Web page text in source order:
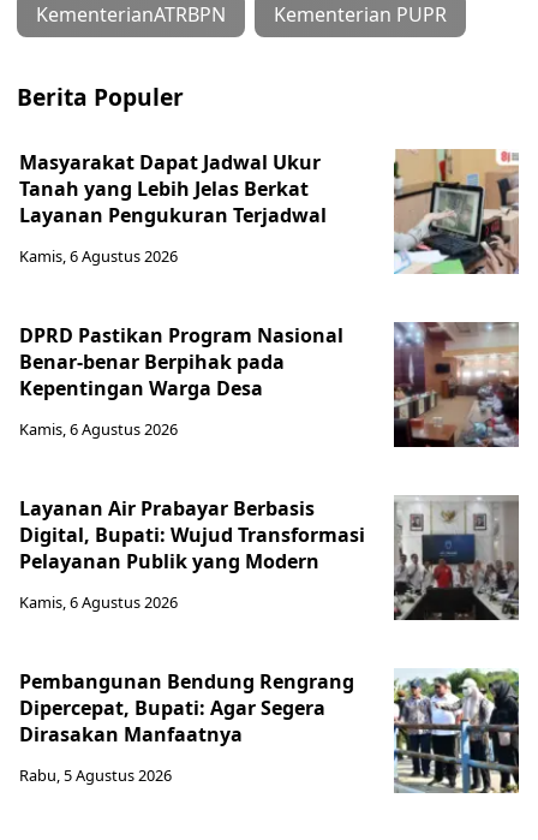
KementerianATRBPN Kementerian PUPR
Berita Populer
Masyarakat Dapat Jadwal Ukur
Tanah yang Lebih Jelas Berkat
Layanan Pengukuran Terjadwal
Kamis, 6 Agustus 2026
DPRD Pastikan Program Nasional
Benar-benar Berpihak pada
Kepentingan Warga Desa
Kamis, 6 Agustus 2026
Layanan Air Prabayar Berbasis
Digital, Bupati: Wujud Transformasi
Pelayanan Publik yang Modern
Kamis, 6 Agustus 2026
Pembangunan Bendung Rengrang
Dipercepat, Bupati: Agar Segera
Dirasakan Manfaatnya
Rabu, 5 Agustus 2026